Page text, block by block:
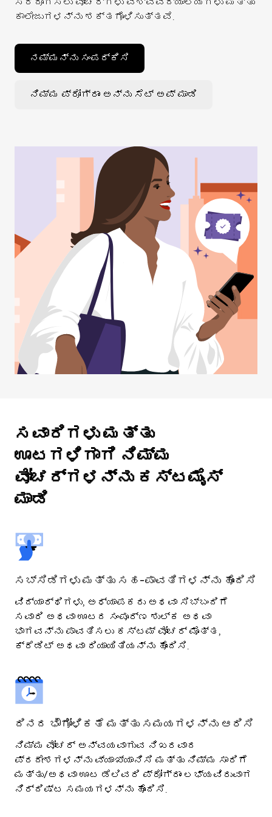
ಕಾಲೇಜುಗಳನ್ನು ಶಕ್ತಗೊಳಿಸುತ್ತವೆ.
ನಮ್ಮನ್ನು ಸಂಪರ್ಕಿಸಿ
ನಿಮ್ಮ ಪ್ರೋಗ್ರಾಂ ಅನ್ನು ಸೆಟ್ ಅಪ್ ಮಾಡಿ
ಸವಾರಿಗಳು ಮತ್ತು
ಊಟಗಳಿಗಾಗಿ ನಿಮ್ಮ
ವೋಚರ್ಗಳನ್ನು ಕಸ್ಟಮೈಸ್
ಮಾಡಿ
ಸಬ್ಸಿಡಿಗಳು ಮತ್ತು ಸಹ-ಪಾವತಿಗಳನ್ನು ಹೊಂದಿಸಿ
ವಿದ್ಯಾರ್ಥಿಗಳು, ಅಧ್ಯಾಪಕರು ಅಥವಾ ಸಿಬ್ಬಂದಿಗೆ
ಸವಾರಿ ಅಥವಾ ಊಟದ ಸಂಪೂರ್ಣ ಶುಲ್ಕ ಅಥವಾ
ಭಾಗವನ್ನು ಪಾವತಿಸಲು ಕಸ್ಟಮ್ ವೋಚರ್ ಮೊತ್ತ,
ಕ್ರೆಡಿಟ್ ಅಥವಾ ರಿಯಾಯಿತಿಯನ್ನು ಹೊಂದಿಸಿ.
ದಿನದ ಭೌಗೋಳಿಕತೆ ಮತ್ತು ಸಮಯಗಳನ್ನು ಆರಿಸಿ
ನಿಮ್ಮ ವೋಚರ್ ಅನ್ವಯವಾಗುವ ನಿಖರವಾದ
ಪ್ರದೇಶಗಳನ್ನು ವ್ಯಾಖ್ಯಾನಿಸಿ ಮತ್ತು ನಿಮ್ಮ ಸಾರಿಗೆ
ಮತ್ತು/ಅಥವಾ ಊಟ ಡೆಲಿವರಿ ಪ್ರೋಗ್ರಾಂ ಲಭ್ಯವಿರುವಾಗ
ನಿರ್ದಿಷ್ಟ ಸಮಯಗಳನ್ನು ಹೊಂದಿಸಿ.